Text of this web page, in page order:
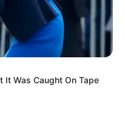
It Was Caught On Tape